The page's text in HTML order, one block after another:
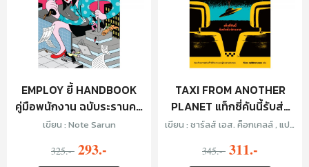
EMPLOY ยี้ HANDBOOK
คู่มือพนักงาน ฉบับระรานคน
อื่น
เขียน : Note Sarun
325.- 293.-
TAXI FROM ANOTHER
PLANET แท็กซี่คันนี้รับส่ง
ทั่วจักรวาล
เขียน : ชาร์ลส์ เอส. ค็อกเคลล์ , แปล
345.- 311.-